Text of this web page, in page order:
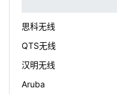
思科无线
QTS无线
汉明无线
Aruba